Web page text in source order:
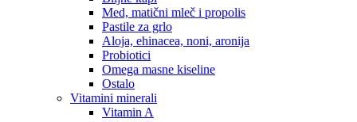
Med, matični mleč i propolis
Pastile za grlo
Aloja, ehinacea, noni, aronija
Probiotici
Omega masne kiseline
Ostalo
Vitamini minerali
Vitamin A